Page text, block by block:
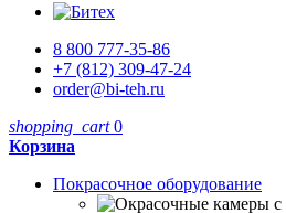
8 800 777-35-86
+7 (812) 309-47-24
order@bi-teh.ru
shopping_cart 0
Корзина
Покрасочное оборудование